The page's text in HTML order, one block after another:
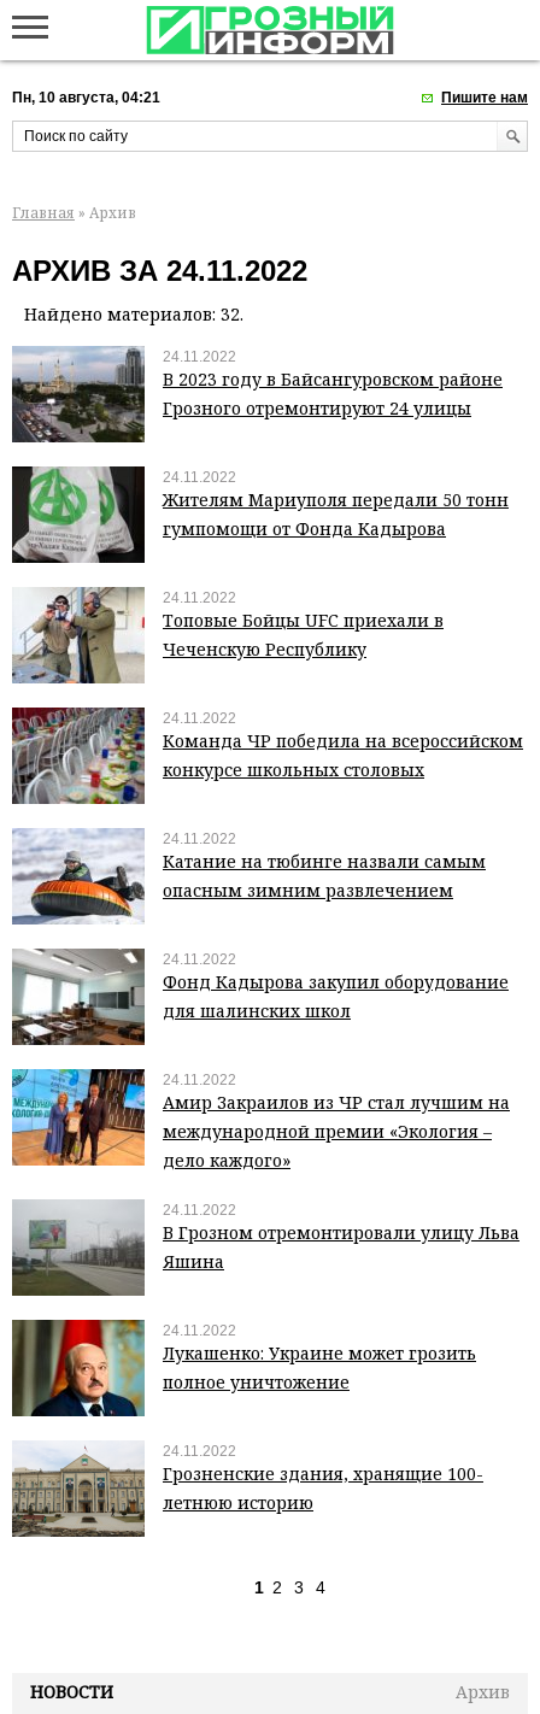
Пн, 10 августа, 04:21 Пишите нам
НОВОСТИ
Архив
Главная » Архив
АРХИВ ЗА 24.11.2022
Найдено материалов: 32.
24.11.2022
В 2023 году в Байсангуровском районе
Грозного отремонтируют 24 улицы
24.11.2022
Жителям Мариуполя передали 50 тонн
гумпомощи от Фонда Кадырова
24.11.2022
Топовые Бойцы UFC приехали в
Чеченскую Республику
24.11.2022
Команда ЧР победила на всероссийском
конкурсе школьных столовых
24.11.2022
Катание на тюбинге назвали самым
опасным зимним развлечением
24.11.2022
Фонд Кадырова закупил оборудование
для шалинских школ
24.11.2022
Амир Закраилов из ЧР стал лучшим на
международной премии «Экология –
дело каждого»
24.11.2022
В Грозном отремонтировали улицу Льва
Яшина
24.11.2022
Лукашенко: Украине может грозить
полное уничтожение
24.11.2022
Грозненские здания, хранящие 100-
летнюю историю
1 2 3 4